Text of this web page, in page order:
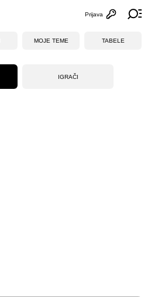
Otvori
Prijava
MOJE TEME TABELE
IGRAČI